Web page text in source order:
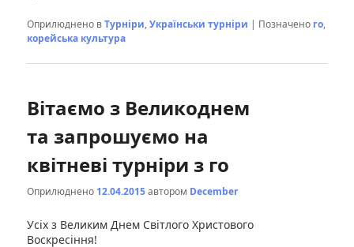
Оприлюднено вТурніри,Українськи турніри | Позначено го,
корейська культура
Вітаємо з Великоднем
та запрошуємо на
квітневі турніри з го
Оприлюднено 12.04.2015автором December
Усіх з Великим Днем Світлого Христового
Воскресіння!